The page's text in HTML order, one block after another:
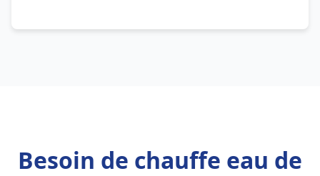
Besoin de chauffe eau de